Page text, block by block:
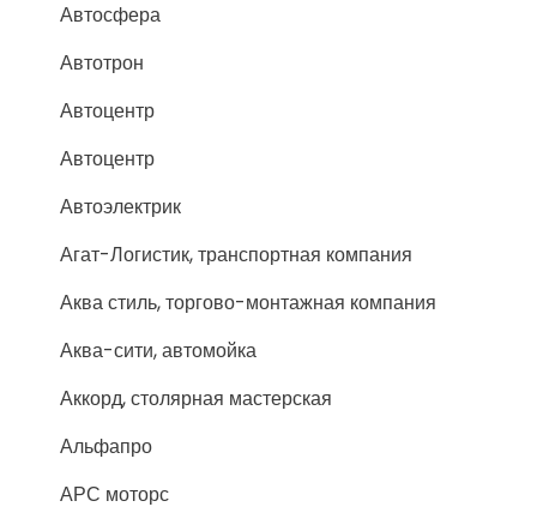
Автосфера
Автотрон
Автоцентр
Автоцентр
Автоэлектрик
Агат-Логистик, транспортная компания
Аква стиль, торгово-монтажная компания
Аква-сити, автомойка
Аккорд, столярная мастерская
Альфапро
АРС моторс